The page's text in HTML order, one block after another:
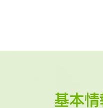
基本情